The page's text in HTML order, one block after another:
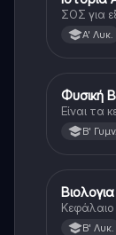
ΣΟΣ για
Α' Λυκ.
Φυσική
Φυσική
Είναι τα
Β' Γυμν.
Βιολογία
Κεφάλαιο
Β' Λυκ.